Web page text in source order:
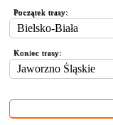
Początek trasy:
Koniec trasy: